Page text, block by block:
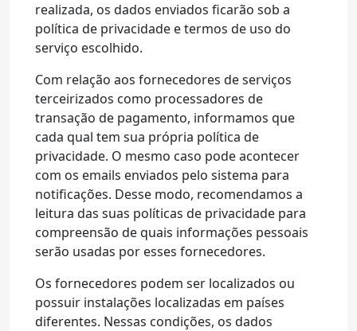
realizada, os dados enviados ficarão sob a
política de privacidade e termos de uso do
serviço escolhido.
Com relação aos fornecedores de serviços
terceirizados como processadores de
transação de pagamento, informamos que
cada qual tem sua própria política de
privacidade. O mesmo caso pode acontecer
com os emails enviados pelo sistema para
notificações. Desse modo, recomendamos a
leitura das suas políticas de privacidade para
compreensão de quais informações pessoais
serão usadas por esses fornecedores.
Os fornecedores podem ser localizados ou
possuir instalações localizadas em países
diferentes. Nessas condições, os dados